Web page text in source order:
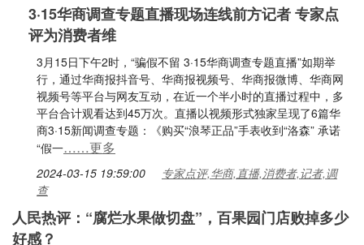
3·15华商调查专题直播现场连线前方记者 专家点
评为消费者维
3月15日下午2时，“骗假不留 3·15华商调查专题直播”如期举
行，通过华商报抖音号、华商报视频号、华商报微博、华商网
视频号等平台与网友互动，在近一个半小时的直播过程中，多
平台合计观看达到45万次。直播以视频形式独家呈现了6篇华
商3·15新闻调查专题：《购买“浪琴正品”手表收到“洛森” 承诺
“假一……更多
2024-03-15 19:59:00
专家点评,华商,直播,消费者,记者,调
查
人民热评：“腐烂水果做切盘”，百果园门店败掉多少
好感？